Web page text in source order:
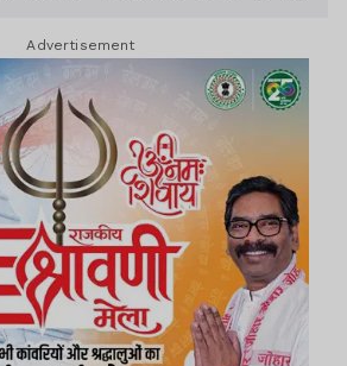
Advertisement